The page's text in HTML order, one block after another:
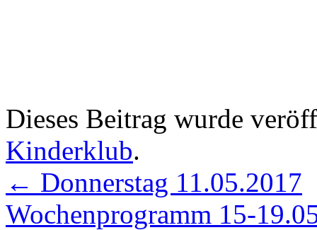
Dieses Beitrag wurde
Kinderklub.
← Donnerstag 11.05.2017
Wochenprogramm 15-